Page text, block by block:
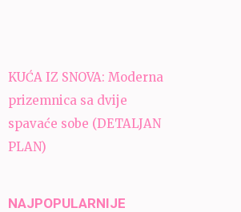
Navigacija
članaka
KUĆA IZ SNOVA: Moderna
prizemnica sa dvije
spavaće sobe (DETALJAN
PLAN)
NAJPOPULARNIJE